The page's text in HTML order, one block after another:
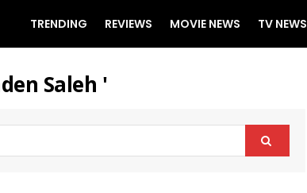
TRENDING REVIEWS MOVIE NEWS TV NEWS
Saleh '